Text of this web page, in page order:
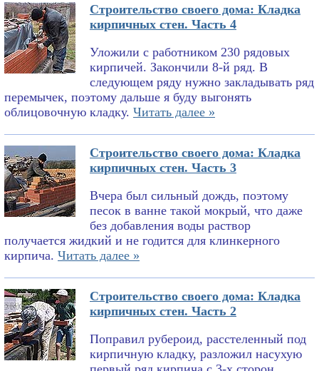
Строительство своего дома: Кладка
кирпичных стен. Часть 4
Уложили с работником 230 рядовых
кирпичей. Закончили 8-й ряд. В
следующем ряду нужно закладывать ряд
перемычек, поэтому дальше я буду выгонять
облицовочную кладку. Читать далее »
Строительство своего дома: Кладка
кирпичных стен. Часть 3
Вчера был сильный дождь, поэтому
песок в ванне такой мокрый, что даже
без добавления воды раствор
получается жидкий и не годится для клинкерного
кирпича. Читать далее »
Строительство своего дома: Кладка
кирпичных стен. Часть 2
Поправил рубероид, расстеленный под
кирпичную кладку, разложил насухую